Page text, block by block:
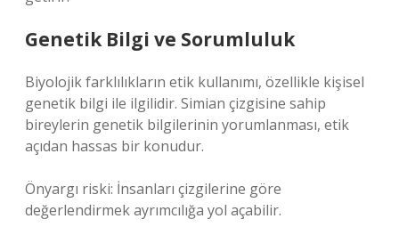
Genetik Bilgi ve Sorumluluk
Biyolojik farklılıkların etik kullanımı, özellikle kişisel
genetik bilgi ile ilgilidir. Simian çizgisine sahip
bireylerin genetik bilgilerinin yorumlanması, etik
açıdan hassas bir konudur.
Önyargı riski: İnsanları çizgilerine göre
değerlendirmek ayrımcılığa yol açabilir.